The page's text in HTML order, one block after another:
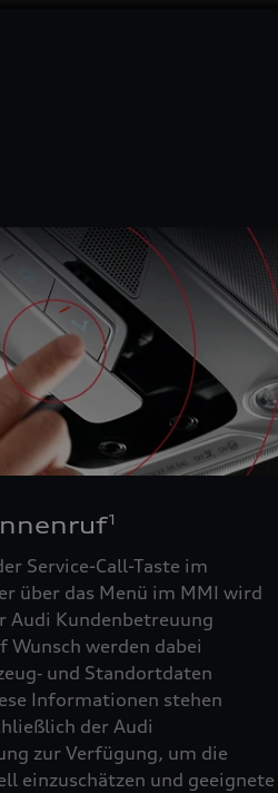
1
Service-Call-Taste im
über das Menü im MMI wird
Audi Kundenbetreuung
Wunsch werden dabei
und Standortdaten
Informationen stehen
der Audi
zur Verfügung, um die
einzuschätzen und geeignete